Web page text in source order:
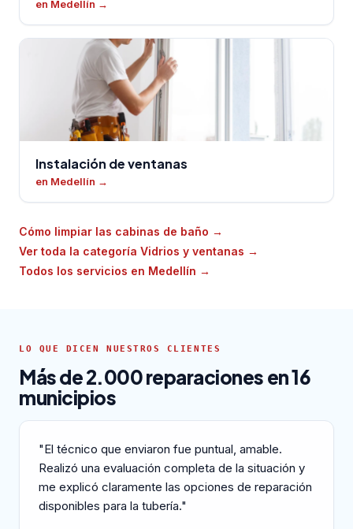
en Medellín →
Instalación de ventanas
en Medellín →
Cómo limpiar las cabinas de baño →
Ver toda la categoría Vidrios y ventanas →
Todos los servicios en Medellín →
LO QUE DICEN NUESTROS CLIENTES
Más de 2.000 reparaciones en 16
municipios
"El técnico que enviaron fue puntual, amable.
Realizó una evaluación completa de la situación y
me explicó claramente las opciones de reparación
disponibles para la tubería."